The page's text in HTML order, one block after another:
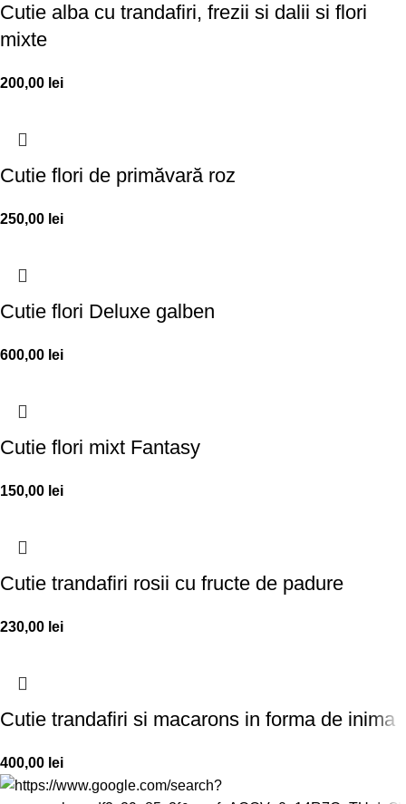
Cutie alba cu trandafiri, frezii si dalii si flori
mixte
200,00 lei
Cutie flori de primăvară roz
250,00 lei
Cutie flori Deluxe galben
600,00 lei
Cutie flori mixt Fantasy
150,00 lei
Cutie trandafiri rosii cu fructe de padure
230,00 lei
Cutie trandafiri si macarons in forma de inima
400,00 lei